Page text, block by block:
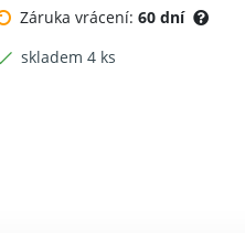
Záruka vrácení: 60 dní
skladem 4 ks